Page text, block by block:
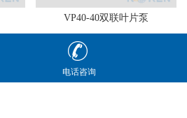
VP40-40双联叶片泵
电话咨询